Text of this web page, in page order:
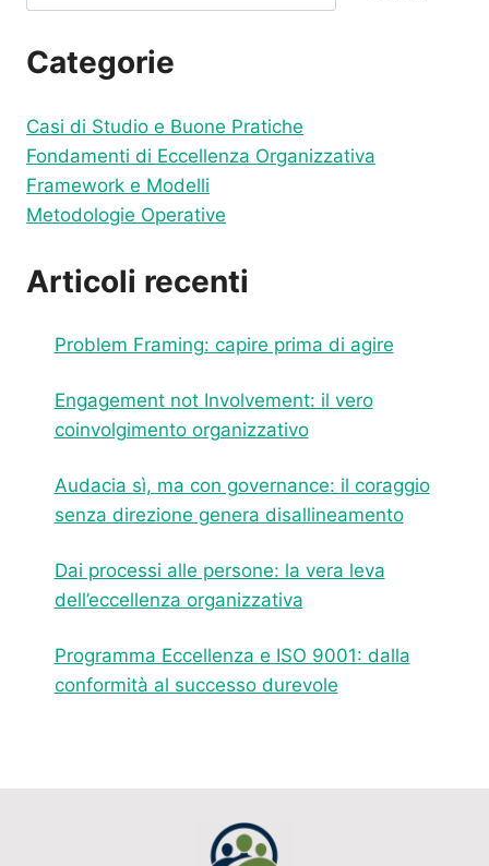
PRATICA
GLOBALE
Categorie
Casi di Studio e Buone Pratiche
Fondamenti di Eccellenza Organizzativa
Framework e Modelli
Metodologie Operative
Articoli recenti
Problem Framing: capire prima di agire
Engagement not Involvement: il vero
coinvolgimento organizzativo
Audacia sì, ma con governance: il coraggio
senza direzione genera disallineamento
Dai processi alle persone: la vera leva
dell’eccellenza organizzativa
Programma Eccellenza e ISO 9001: dalla
conformità al successo durevole